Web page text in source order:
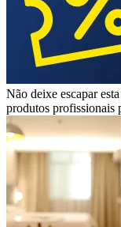
Não deixe escapar
produtos profissionais